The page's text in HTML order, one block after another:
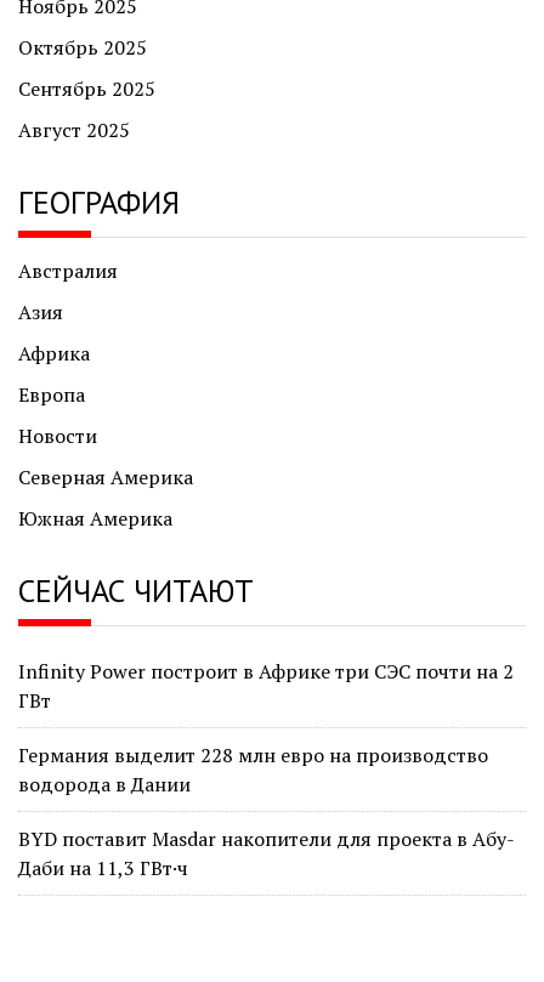
Ноябрь 2025
Октябрь 2025
Сентябрь 2025
Август 2025
ГЕОГРАФИЯ
Австралия
Азия
Африка
Европа
Новости
Северная Америка
Южная Америка
СЕЙЧАС ЧИТАЮТ
Infinity Power построит в Африке три СЭС почти на 2
ГВт
Германия выделит 228 млн евро на производство
водорода в Дании
BYD поставит Masdar накопители для проекта в Абу-
Даби на 11,3 ГВт·ч